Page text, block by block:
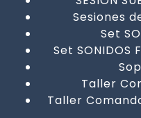
Sesiones
Set
Set SONIDOS
Taller
Taller